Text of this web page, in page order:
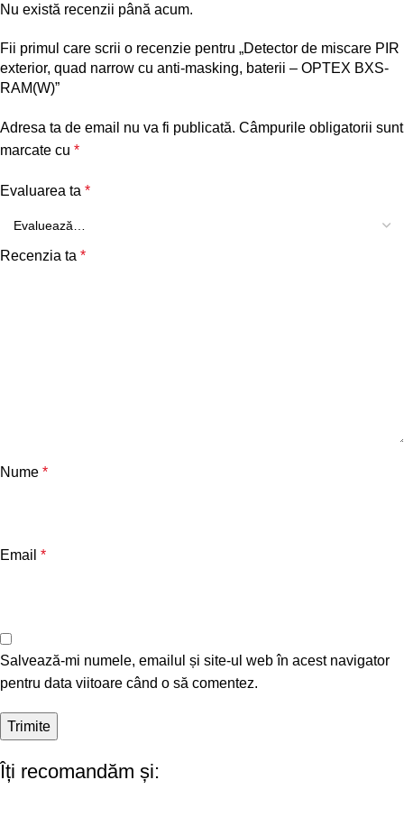
Nu există recenzii până acum.
Fii primul care scrii o recenzie pentru „Detector de miscare PIR
exterior, quad narrow cu anti-masking, baterii – OPTEX BXS-
RAM(W)”
Adresa ta de email nu va fi publicată. Câmpurile obligatorii sunt
marcate cu *
Evaluarea ta *
Recenzia ta *
Nume *
Email *
Salvează-mi numele, emailul și site-ul web în acest navigator
pentru data viitoare când o să comentez.
Îți recomandăm și: